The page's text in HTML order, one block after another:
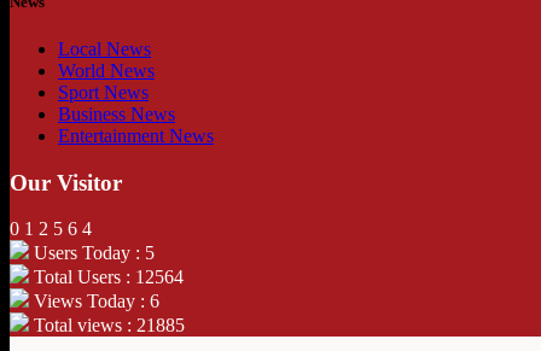
Local News
World News
Sport News
Business News
Entertainment News
Our Visitor
0 1 2 5 6 4
Users Today : 5
Total Users : 12564
Views Today : 6
Total views : 21885